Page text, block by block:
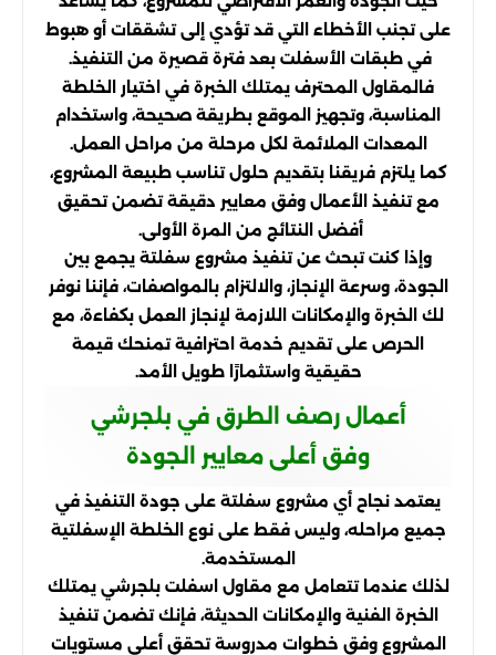
على تجنب الأخطاء التي قد تؤدي إلى تشققات أو هبوط
في طبقات الأسفلت بعد فترة قصيرة من التنفيذ.
فالمقاول المحترف يمتلك الخبرة في اختيار الخلطة
المناسبة، وتجهيز الموقع بطريقة صحيحة، واستخدام
المعدات الملائمة لكل مرحلة من مراحل العمل.
كما يلتزم فريقنا بتقديم حلول تناسب طبيعة المشروع،
مع تنفيذ الأعمال وفق معايير دقيقة تضمن تحقيق
أفضل النتائج من المرة الأولى.
وإذا كنت تبحث عن تنفيذ مشروع سفلتة يجمع بين
الجودة، وسرعة الإنجاز، والالتزام بالمواصفات، فإننا نوفر
لك الخبرة والإمكانات اللازمة لإنجاز العمل بكفاءة، مع
الحرص على تقديم خدمة احترافية تمنحك قيمة
حقيقية واستثمارًا طويل الأمد.
أعمال رصف الطرق في بلجرشي
وفق أعلى معايير الجودة
يعتمد نجاح أي مشروع سفلتة على جودة التنفيذ في
جميع مراحله، وليس فقط على نوع الخلطة الإسفلتية
المستخدمة.
لذلك عندما تتعامل مع مقاول اسفلت بلجرشي يمتلك
الخبرة الفنية والإمكانات الحديثة، فإنك تضمن تنفيذ
المشروع وفق خطوات مدروسة تحقق أعلى مستويات